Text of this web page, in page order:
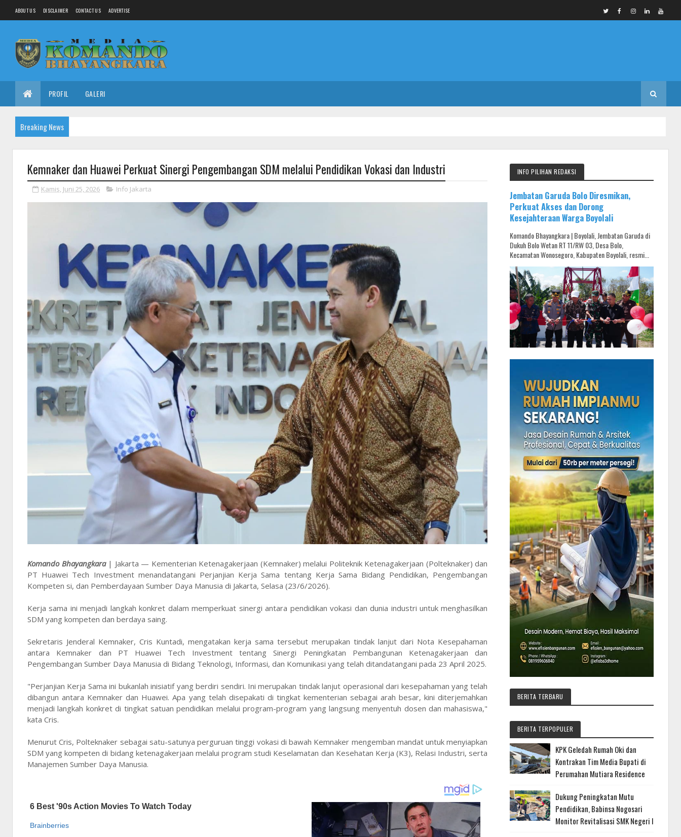
ABOUT US DISCLAIMER CONTACT US ADVERTISE
PROFIL GALERI
Breaking News
Kemnaker dan Huawei Perkuat Sinergi Pengembangan SDM melalui Pendidikan Vokasi dan Industri
Kamis, Juni 25, 2026 Info Jakarta
Komando Bhayangkara| Jakarta — Kementerian Ketenagakerjaan (Kemnaker) melalui Politeknik Ketenagakerjaan (Polteknaker) dan
PT Huawei Tech Investment menandatangani Perjanjian Kerja Sama tentang Kerja Sama Bidang Pendidikan, Pengembangan
Kompeten si, dan Pemberdayaan Sumber Daya Manusia di Jakarta, Selasa (23/6/2026).
Kerja sama ini menjadi langkah konkret dalam memperkuat sinergi antara pendidikan vokasi dan dunia industri untuk menghasilkan
SDM yang kompeten dan berdaya saing.
Sekretaris Jenderal Kemnaker, Cris Kuntadi, mengatakan kerja sama tersebut merupakan tindak lanjut dari Nota Kesepahaman
antara Kemnaker dan PT Huawei Tech Investment tentang Sinergi Peningkatan Pembangunan Ketenagakerjaan dan
Pengembangan Sumber Daya Manusia di Bidang Teknologi, Informasi, dan Komunikasi yang telah ditandatangani pada 23 April 2025.
"Perjanjian Kerja Sama ini bukanlah inisiatif yang berdiri sendiri. Ini merupakan tindak lanjut operasional dari kesepahaman yang telah
dibangun antara Kemnaker dan Huawei. Apa yang telah disepakati di tingkat kementerian sebagai arah besar, kini diterjemahkan
menjadi langkah konkret di tingkat satuan pendidikan melalui program-program yang langsung menyentuh dosen dan mahasiswa,"
kata Cris.
Menurut Cris, Polteknaker sebagai satu-satunya perguruan tinggi vokasi di bawah Kemnaker mengemban mandat untuk menyiapkan
SDM yang kompeten di bidang ketenagakerjaan melalui program studi Keselamatan dan Kesehatan Kerja (K3), Relasi Industri, serta
Manajemen Sumber Daya Manusia.
INFO PILIHAN REDAKSI
Jembatan Garuda Bolo Diresmikan,
Perkuat Akses dan Dorong
Kesejahteraan Warga Boyolali
Komando Bhayangkara | Boyolali, Jembatan Garuda di
Dukuh Bolo Wetan RT 11/RW 03, Desa Bolo,
Kecamatan Wonosegoro, Kabupaten Boyolali, resmi...
BERITA TERBARU
BERITA TERPOPULER
KPK Geledah Rumah Oki dan
Kontrakan Tim Media Bupati di
Perumahan Mutiara Residence
Dukung Peningkatan Mutu
Pendidikan, Babinsa Nogosari
Monitor Revitalisasi SMK Negeri I